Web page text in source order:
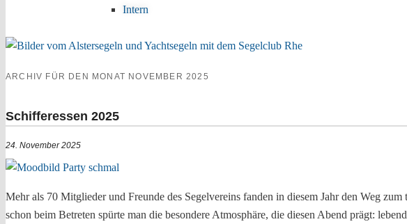
Intern
ARCHIV FÜR DEN MONAT NOVEMBER 2025
Schifferessen 2025
24. November 2025
Mehr als 70 Mitglieder und Freunde des Segelvereins fanden in diesem Jahr den Weg
schon beim Betreten spürte man die besondere Atmosphäre, die diesen Abend prägt: